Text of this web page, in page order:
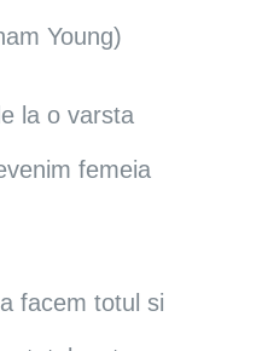
Young)
la o varsta
femeia
facem totul si